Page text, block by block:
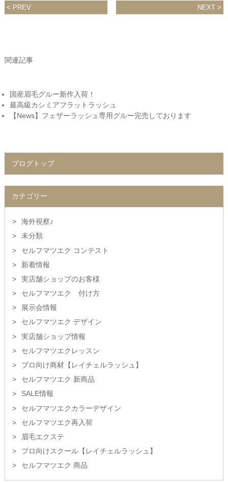
PREV NEXT
関連記事
国産眉毛グルー新作入荷！
最高級カシミアフラットラッシュ
【News】フェザーラッシュ専用グルー完売しております
ブログトップ
カテゴリー
海外視察♪
未分類
セルフマツエク コンテスト
新着情報
実店舗ショップのお客様
セルフマツエク 付け方
展示会情報
セルフマツエク デザイン
実店舗ショップ情報
セルフマツエクレッスン
プロ向け商材【レイチェルラッシュ】
セルフマツエク 新商品
SALE情報
セルフマツエクカラーデザイン
セルフマツエク再入荷
眉毛エクステ
プロ向けスクール【レイチェルラッシュ】
セルフマツエク 商品